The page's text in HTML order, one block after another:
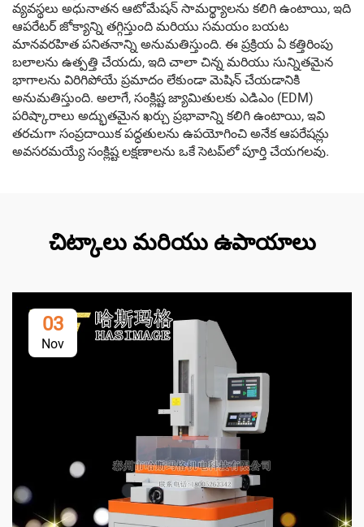
వ్యవస్థలు అధునాతన ఆటోమేషన్ సామర్థ్యాలను కలిగి ఉంటాయి, ఇది
ఆపరేటర్ జోక్యాన్ని తగ్గిస్తుంది మరియు సమయం బయట
మానవరహిత పనితనాన్ని అనుమతిస్తుంది. ఈ ప్రక్రియ ఏ కత్తిరింపు
బలాలను ఉత్పత్తి చేయదు, ఇది చాలా చిన్న మరియు సున్నితమైన
భాగాలను విరిగిపోయే ప్రమాదం లేకుండా మెషిన్ చేయడానికి
అనుమతిస్తుంది. అలాగే, సంక్లిష్ట జ్యామితులకు ఎడిఎం (EDM)
పరిష్కారాలు అద్భుతమైన ఖర్చు ప్రభావాన్ని కలిగి ఉంటాయి, ఇవి
తరచుగా సంప్రదాయిక పద్ధతులను ఉపయోగించి అనేక ఆపరేషన్లు
అవసరమయ్యే సంక్లిష్ట లక్షణాలను ఒకే సెటప్‌లో పూర్తి చేయగలవు.
చిట్కాలు మరియు ఉపాయాలు
03
Nov